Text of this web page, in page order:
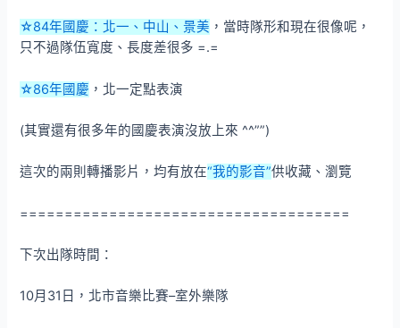
☆84年國慶：北一、中山、景美 ，當時隊形和現在很像呢，
只不過隊伍寬度、長度差很多 =.=
☆86年國慶 ，北一定點表演
(其實還有很多年的國慶表演沒放上來 ^^””)
這次的兩則轉播影片，均有放在“我的影音”供收藏、瀏覽
=====================================
下次出隊時間：
10月31日，北市音樂比賽–室外樂隊